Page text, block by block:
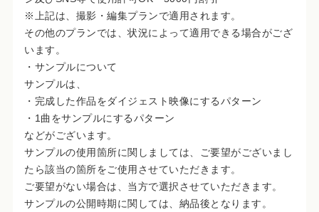
※上記は、撮影・編集プランで適用されます。
その他のプランでは、状況によって適用できる場合がござ
います。
・サンプルについて
サンプルは、
・完成した作品をダイジェスト映像にするパターン
・1曲をサンプルにするパターン
などがございます。
サンプルの使用箇所に関しましては、ご要望がございまし
たら該当の箇所をご使用させていただきます。
ご要望がない場合は、当方で選択させていただきます。
サンプルの公開時期に関しては、納品後となります。